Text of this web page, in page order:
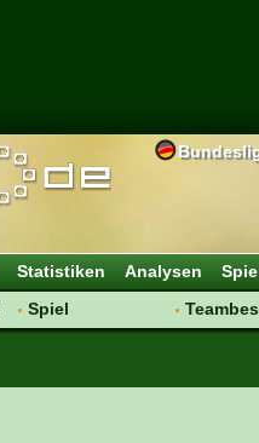
Statistiken Analysen
Spiel